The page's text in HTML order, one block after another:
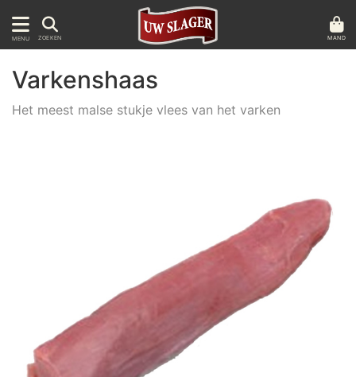
MENU ZOEKEN MAND
Varkenshaas
Het meest malse stukje vlees van het varken